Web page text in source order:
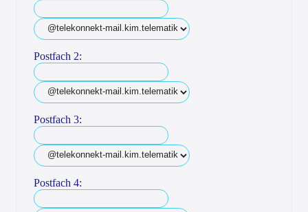
Postfach 2:
Postfach 3:
Postfach 4: